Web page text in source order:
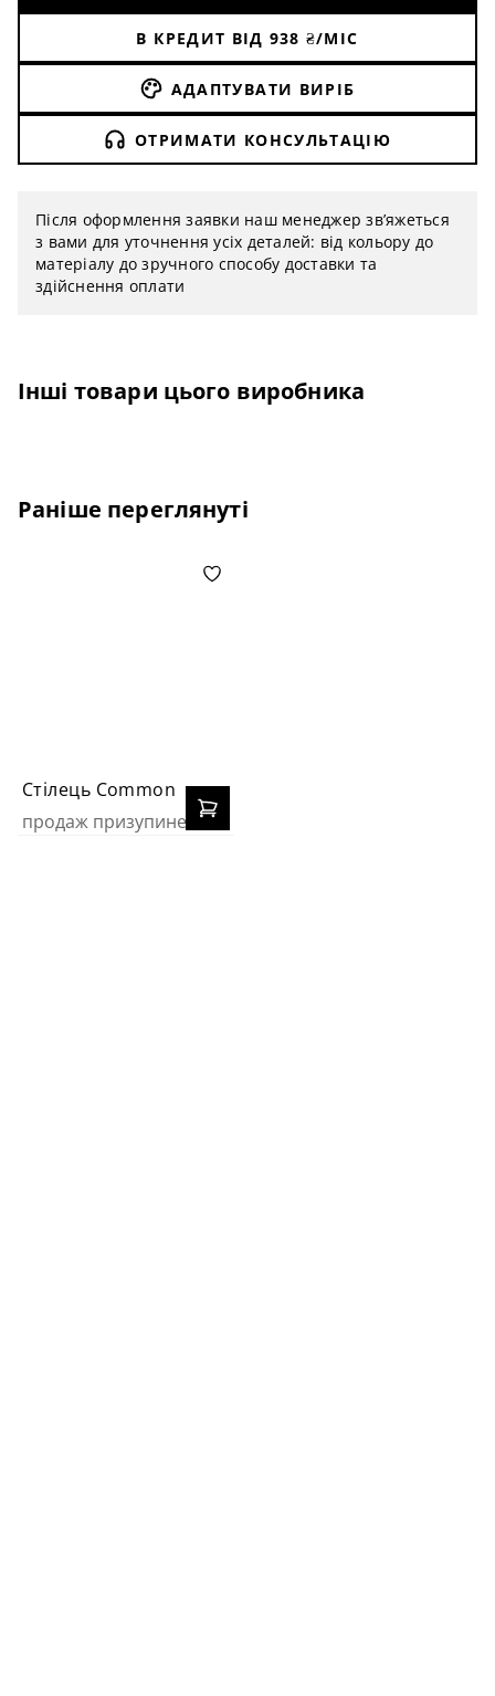
В КРЕДИТ ВІД 938 ₴/МІС
АДАПТУВАТИ ВИРІБ
ОТРИМАТИ КОНСУЛЬТАЦІЮ
Після оформлення заявки наш менеджер зв’яжеться
з вами для уточнення усіх деталей: від кольору до
матеріалу до зручного способу доставки та
здійснення оплати
Інші товари цього виробника
Раніше переглянуті
Стілець Common
продаж призупинено